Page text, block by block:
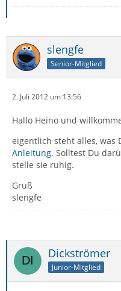
slengfe
Senior-Mitglied
2. Juli 2012 um 13:56
Hallo Heino und
eigentlich steht alles, was
Anleitung. Solltest Du
stelle sie ruhig.
Gruß
slengfe
Dickströmer
Junior-Mitglied